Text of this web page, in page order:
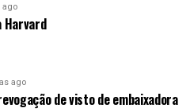
ago
Harvard
ago
de visto de embaixadora